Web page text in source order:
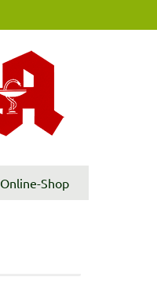
Online-Shop